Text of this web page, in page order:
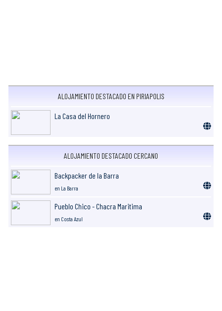
ALOJAMIENTO DESTACADO EN PIRIAPOLIS
La Casa del Hornero
ALOJAMIENTO DESTACADO CERCANO
Backpacker de la Barra
en La Barra
Pueblo Chico - Chacra Maritima
en Costa Azul